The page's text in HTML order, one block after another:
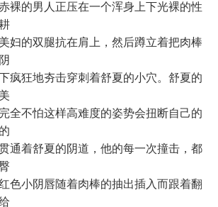
的男人正压在一个浑身上下光裸的性
妇的双腿抗在肩上，然后蹲立着把肉棒
疯狂地夯击穿刺着舒夏的小穴。舒夏的
全不怕这样高难度的姿势会扭断自己的
通着舒夏的阴道，他的每一次撞击，都
色小阴唇随着肉棒的抽出插入而跟着翻